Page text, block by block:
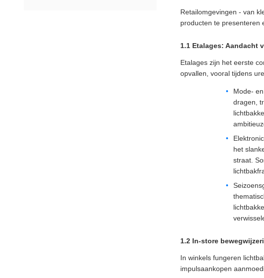
Retailomgevingen - van
producten te presenteren
1.1 Etalages: Aandacht
Etalages zijn het eerste
opvallen, vooral tijdens
Mode-
dragen,
het
straat.
1.2 In-store
In winkels fungeren
impulsaankopen